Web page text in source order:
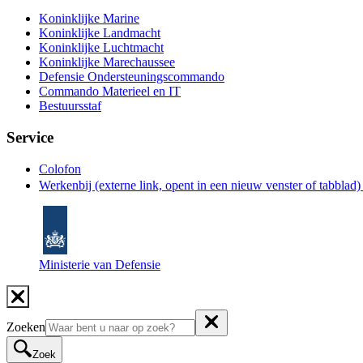
Koninklijke Marine
Koninklijke Landmacht
Koninklijke Luchtmacht
Koninklijke Marechaussee
Defensie Ondersteuningscommando
Commando Materieel en IT
Bestuursstaf
Service
Colofon
Werkenbij (externe link, opent in een nieuw venster of tabblad)
Ministerie van Defensie
Zoeken
Zoek